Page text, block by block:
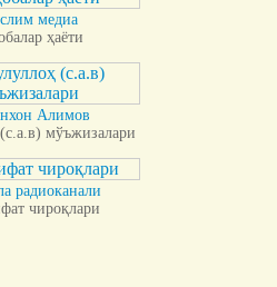
медиа
ҳаёти
Алимов
мўъжизалари
радиоканали
чироқлари